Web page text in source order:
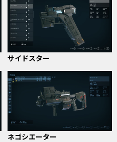
サイドスター
ネゴシエーター